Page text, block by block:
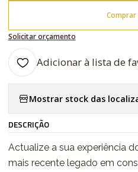
Solicitar orçamento
Adicionar à lista de
Mostrar stock das
DESCRIÇÃO
Actualize a sua experiência
mais recente legado em